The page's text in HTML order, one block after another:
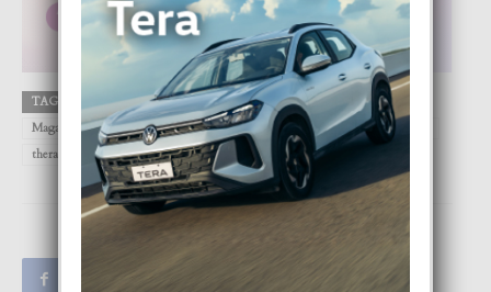
TAGS Apple Aruba FOCUS Google
guard down
Magazine
Play psicologo Sabrina Sonensein store
switch off
therapeutic mode